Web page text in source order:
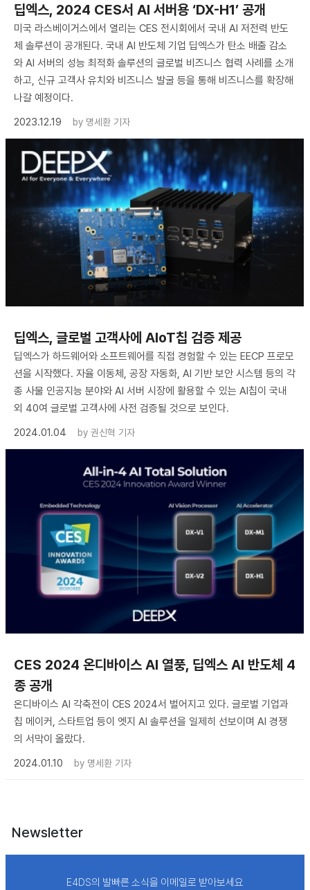
딥엑스, 2024 CES서 AI 서버용 ‘DX-H1’ 공개
미국 라스베이거스에서 열리는 CES 전시회에서 국내 AI 저전력 반도
체 솔루션이 공개된다. 국내 AI 반도체 기업 딥엑스가 탄소 배출 감소
와 AI 서버의 성능 최적화 솔루션의 글로벌 비즈니스 협력 사례를 소개
하고, 신규 고객사 유치와 비즈니스 발굴 등을 통해 비즈니스를 확장해
나갈 예정이다.
2023.12.19
by 명세환 기자
딥엑스, 글로벌 고객사에 AIoT칩 검증 제공
딥엑스가 하드웨어와 소프트웨어를 직접 경험할 수 있는 EECP 프로모
션을 시작했다. 자율 이동체, 공장 자동화, AI 기반 보안 시스템 등의 각
종 사물 인공지능 분야와 AI 서버 시장에 활용할 수 있는 AI칩이 국내
외 40여 글로벌 고객사에 사전 검증될 것으로 보인다.
2024.01.04
by 권신혁 기자
​CES 2024 온디바이스 AI 열풍, 딥엑스 AI 반도체 4
종 공개
온디바이스 AI 각축전이 CES 2024서 벌어지고 있다. 글로벌 기업과
칩 메이커, 스타트업 등이 엣지 AI 솔루션을 일제히 선보이며 AI 경쟁
의 서막이 올랐다.
2024.01.10
by 명세환 기자
Newsletter
E4DS의 발빠른 소식을 이메일로 받아보세요